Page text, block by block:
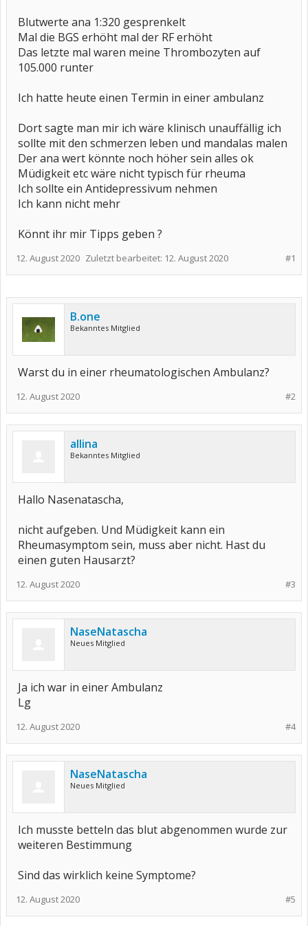
Blutwerte ana 1:320 gesprenkelt
Mal die BGS erhöht mal der RF erhöht
Das letzte mal waren meine Thrombozyten auf
105.000 runter
Ich hatte heute einen Termin in einer ambulanz
Dort sagte man mir ich wäre klinisch unauffällig ich
sollte mit den schmerzen leben und mandalas malen
Der ana wert könnte noch höher sein alles ok
Müdigkeit etc wäre nicht typisch für rheuma
Ich sollte ein Antidepressivum nehmen
Ich kann nicht mehr
Könnt ihr mir Tipps geben ?
#1
12. August 2020 Zuletzt bearbeitet: 12. August 2020
B.one
Bekanntes Mitglied
Warst du in einer rheumatologischen Ambulanz?
#2
12. August 2020
allina
Bekanntes Mitglied
Hallo Nasenatascha,
nicht aufgeben. Und Müdigkeit kann ein
Rheumasymptom sein, muss aber nicht. Hast du
einen guten Hausarzt?
#3
12. August 2020
NaseNatascha
Neues Mitglied
Ja ich war in einer Ambulanz
Lg
#4
12. August 2020
NaseNatascha
Neues Mitglied
Ich musste betteln das blut abgenommen wurde zur
weiteren Bestimmung
Sind das wirklich keine Symptome?
#5
12. August 2020